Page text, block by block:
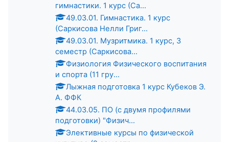
гимнастики. 1 курс (Са...
49.03.01. Гимнастика. 1 курс
(Саркисова Нелли Григ...
49.03.01. Музритмика. 1 курс, 3
семестр (Саркисова...
Физиология Физического воспитания
и спорта (11 гру...
Лыжная подготовка 1 курс Кубеков Э.
А. ФФК
44.03.05. ПО (с двумя профилями
подготовки) "Физич...
Элективные курсы по физической